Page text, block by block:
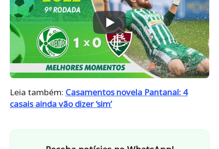
Leia também: Casamentos novela Pantanal: 4
casais ainda vão dizer ‘sim’